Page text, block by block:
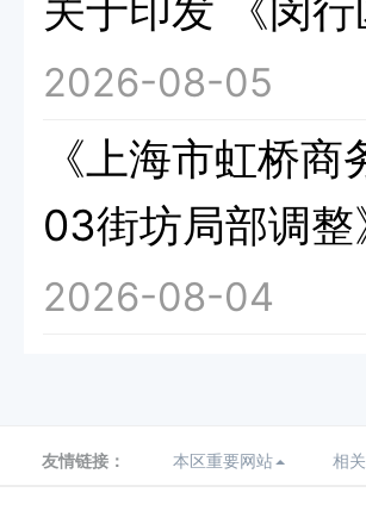
关于印发 《闵
2026-08-05
《上海市虹桥
03街坊局部调
2026-08-04
友情链接： 本区重要网站 相